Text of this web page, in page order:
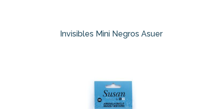
Invisibles Mini Negros Asuer